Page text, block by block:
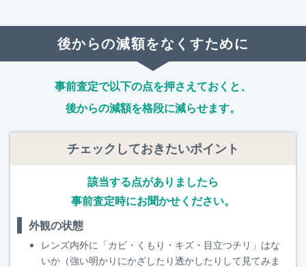
後からの減額をなくすために
事前査定で以下の点を押さえておくと、
後からの減額を格段に減らせます。
チェックしておきたいポイント
該当する点がありましたら
事前査定時にお聞かせください。
外観の状態
レンズ内外に「カビ・くもり・キズ・目立つチリ」はな
いか（強い明かりにかざしたり透かしたりして見てみま